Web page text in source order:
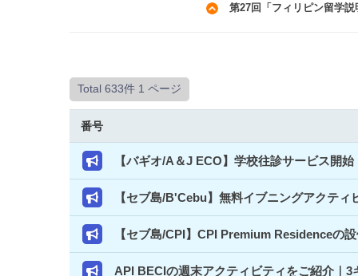
第27回「フィリピン留学
Total 633件 1 ページ
番号
【バギオ/A＆J ECO】学校往診サービス開
【セブ島/B'Cebu】無料イブニングアクテ
【セブ島/CPI】CPI Premium Residenceの
API BECIの週末アクティビティをご紹介｜